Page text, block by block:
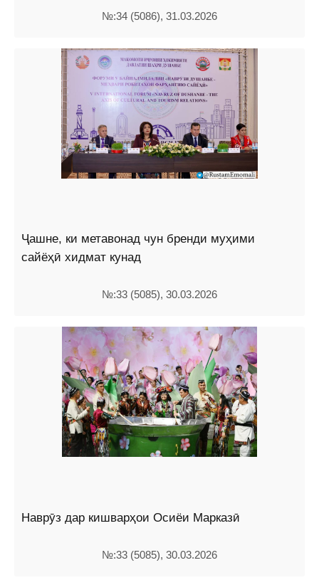
№:34 (5086), 31.03.2026
Ҷашне, ки метавонад чун бренди муҳими
сайёҳӣ хидмат кунад
№:33 (5085), 30.03.2026
Наврӯз дар кишварҳои Осиёи Марказӣ
№:33 (5085), 30.03.2026